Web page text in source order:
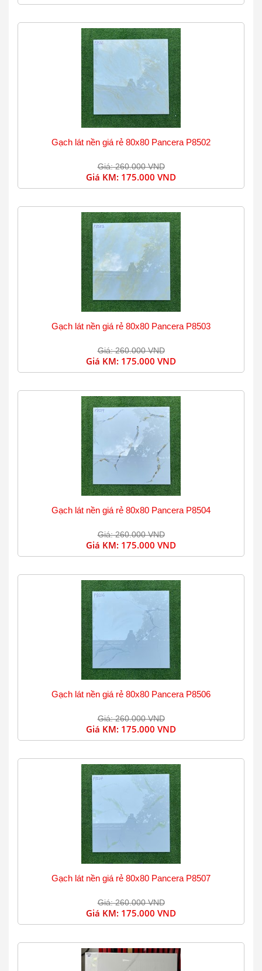
Gạch lát nền giá rẻ 80x80 Pancera P8502
Giá: 260.000 VND
Giá KM: 175.000 VND
Gạch lát nền giá rẻ 80x80 Pancera P8503
Giá: 260.000 VND
Giá KM: 175.000 VND
Gạch lát nền giá rẻ 80x80 Pancera P8504
Giá: 260.000 VND
Giá KM: 175.000 VND
Gạch lát nền giá rẻ 80x80 Pancera P8506
Giá: 260.000 VND
Giá KM: 175.000 VND
Gạch lát nền giá rẻ 80x80 Pancera P8507
Giá: 260.000 VND
Giá KM: 175.000 VND